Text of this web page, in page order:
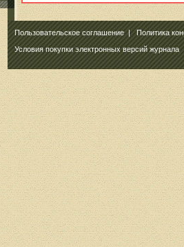
Пользовательское соглашение|Политика
Условия покупки электронных версий журнала